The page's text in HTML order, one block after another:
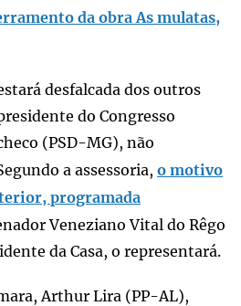
da obra As mulatas,
desfalcada dos outros
do Congresso
(PSD-MG), não
a assessoria, o motivo
programada
Veneziano Vital do Rêgo
da Casa, o representará.
Arthur Lira (PP-AL),